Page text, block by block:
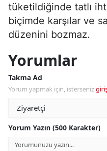
tüketildiğinde tatlı
biçimde karşılar ve
düzenini bozmaz.
Yorumlar
Takma Ad
Yorum yapmak için, isterseniz
Yorum Yazın (500 Karakter)